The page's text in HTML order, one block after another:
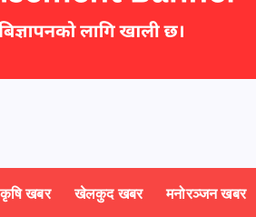
कृषि खबर खेलकुद खबर मनोरञ्जन खबर